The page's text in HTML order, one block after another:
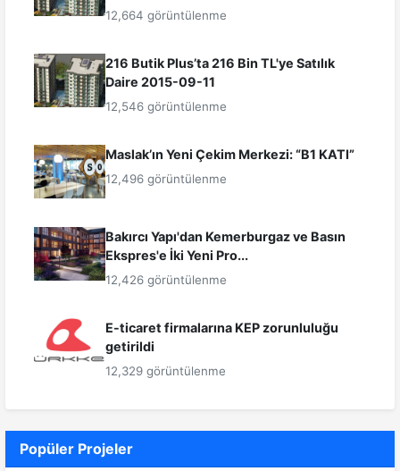
12,664 görüntülenme
216 Butik Plus’ta 216 Bin TL'ye Satılık
Daire 2015-09-11
12,546 görüntülenme
Maslak’ın Yeni Çekim Merkezi: “B1 KATI”
12,496 görüntülenme
Bakırcı Yapı'dan Kemerburgaz ve Basın
Ekspres'e İki Yeni Pro...
12,426 görüntülenme
E-ticaret firmalarına KEP zorunluluğu
getirildi
12,329 görüntülenme
Popüler Projeler